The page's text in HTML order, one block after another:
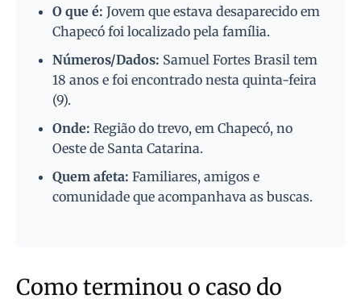
O que é: Jovem que estava desaparecido em
Chapecó foi localizado pela família.
Números/Dados: Samuel Fortes Brasil tem
18 anos e foi encontrado nesta quinta-feira
(9).
Onde: Região do trevo, em Chapecó, no
Oeste de Santa Catarina.
Quem afeta: Familiares, amigos e
comunidade que acompanhava as buscas.
Como terminou o caso do